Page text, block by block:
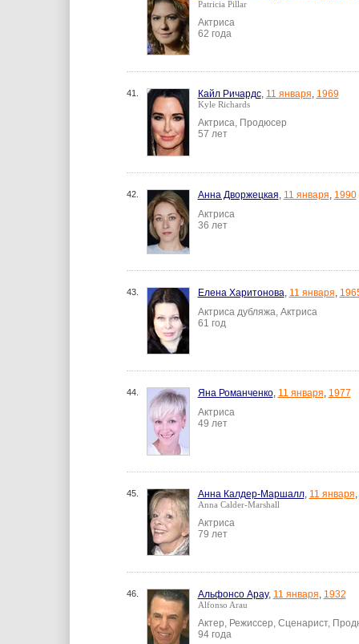
Patricia Pillar
Актриса
62 года
41. Кайл Ричардс, 11 января, 1969
Kyle Richards
Актриса, Продюсер
57 лет
42. Анна Дворжецкая, 11 января, 1990
Актриса
36 лет
43. Елена Харитонова, 11 января,
Актриса дубляжа, Актриса
61 год
44. Яна Романченко, 11 января, 1977
Актриса
49 лет
45. Анна Калдер-Маршалл, 11 января,
Anna Calder-Marshall
Актриса
79 лет
46. Альфонсо Арау, 11 января, 1932
Alfonso Arau
Актер, Режиссер, Сценарист,
94 года